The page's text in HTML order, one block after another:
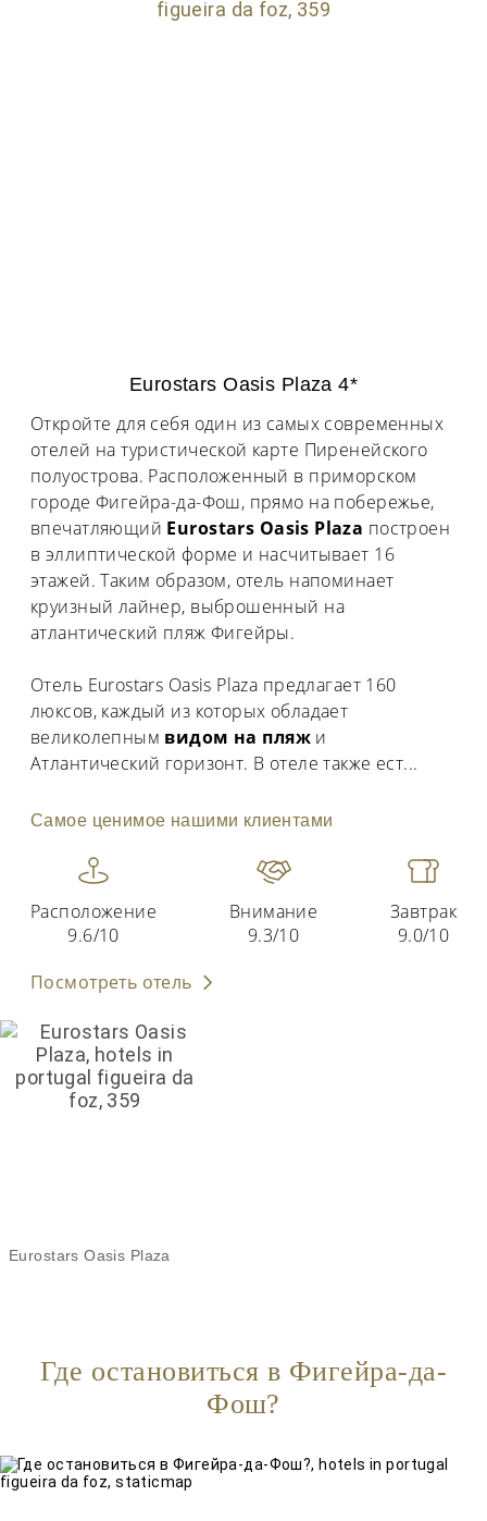
Eurostars Oasis Plaza 4*
Откройте для себя один из самых современных
отелей на туристической карте Пиренейского
полуострова. Расположенный в приморском
городе Фигейра-да-Фош, прямо на побережье,
впечатляющий Eurostars Oasis Plaza построен
в эллиптической форме и насчитывает 16
этажей. Таким образом, отель напоминает
круизный лайнер, выброшенный на
атлантический пляж Фигейры.
Отель Eurostars Oasis Plaza предлагает 160
люксов, каждый из которых обладает
великолепным видом на пляжи
Атлантический горизонт. В отеле также ест...
Самое ценимое нашими клиентами
Расположение
9.6/10
Внимание
9.3/10
Завтрак
9.0/10
Посмотреть отель
Eurostars Oasis Plaza
Где остановиться в Фигейра-да-
Фош?